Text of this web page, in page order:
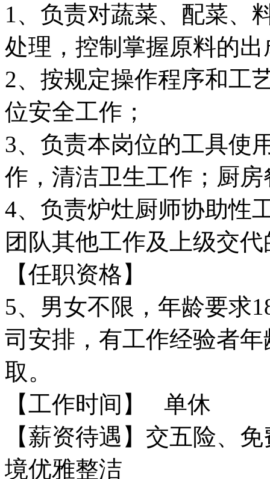
1、负责对蔬菜、配菜、
处理，控制掌握原料的出
2、按规定操作程序和工
位安全工作；
3、负责本岗位的工具使
作，清洁卫生工作；厨
4、负责炉灶厨师协助性
团队其他工作及上级交
【任职资格】
5、男女不限，年龄要求
司安排，有工作经验者
取。
【工作时间】 单休
【薪资待遇】交五险、
境优雅整洁